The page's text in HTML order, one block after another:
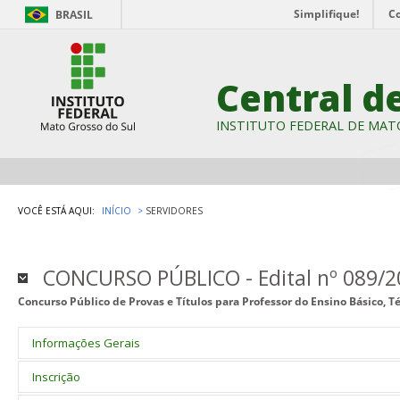
BRASIL Simplifique!
Central
INSTITUTO FEDERAL DE
VOCÊ ESTÁ AQUI: INÍCIO SERVIDORES
CONCURSO PÚBLICO - Edital nº 089/
Concurso Público de Provas e Títulos para Professor do Ensino Básico,
Informações Gerais
Concurso Público de Provas e Títulos para o provimento de
de Professor do Ensino Básico,Técnico e Tecnológico (EBTT) do
Inscrição